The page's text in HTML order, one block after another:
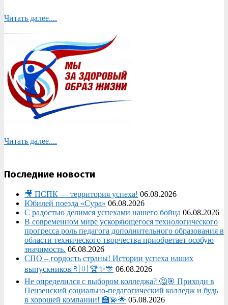
Читать далее....
Читать далее....
Последние новости
🎥 ПСПК — территория успеха! 06.08.2026
Юбилей поезда «Сура» 06.08.2026
С радостью делимся успехами нашего бойца 06.08.2026
В современном мире ускоряющегося технологического
прогресса роль педагога дополнительного образования в
области технического творчества приобретает особую
значимость. 06.08.2026
СПО – гордость страны! Истории успеха наших
выпускников🇷🇺 🏆✨🎊 06.08.2026
Не определился с выбором колледжа? 🤔🎯 Приходи в
Пензенский социально-педагогический колледж и будь
в хорошей компании! 🏫💫🌟 05.08.2026